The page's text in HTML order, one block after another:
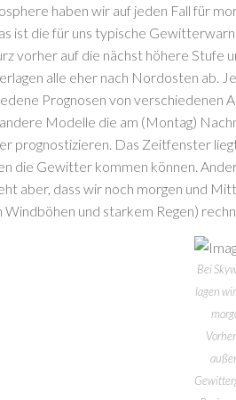
haben wir auf jeden Fall für
ist die für uns typische
vorher auf die nächst höhere Stufe
alle eher nach Nordosten ab.
Prognosen von verschiedenen
Modelle die am (Montag)
prognostizieren. Das Zeitfenster
die Gewitter kommen können.
aber, dass wir noch morgen und
Windböhen und starkem Regen)
Bei
lagen